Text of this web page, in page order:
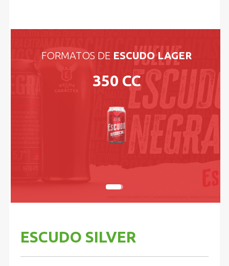
FORMATOS DE ESCUDO LAGER
350 CC
ESCUDO SILVER